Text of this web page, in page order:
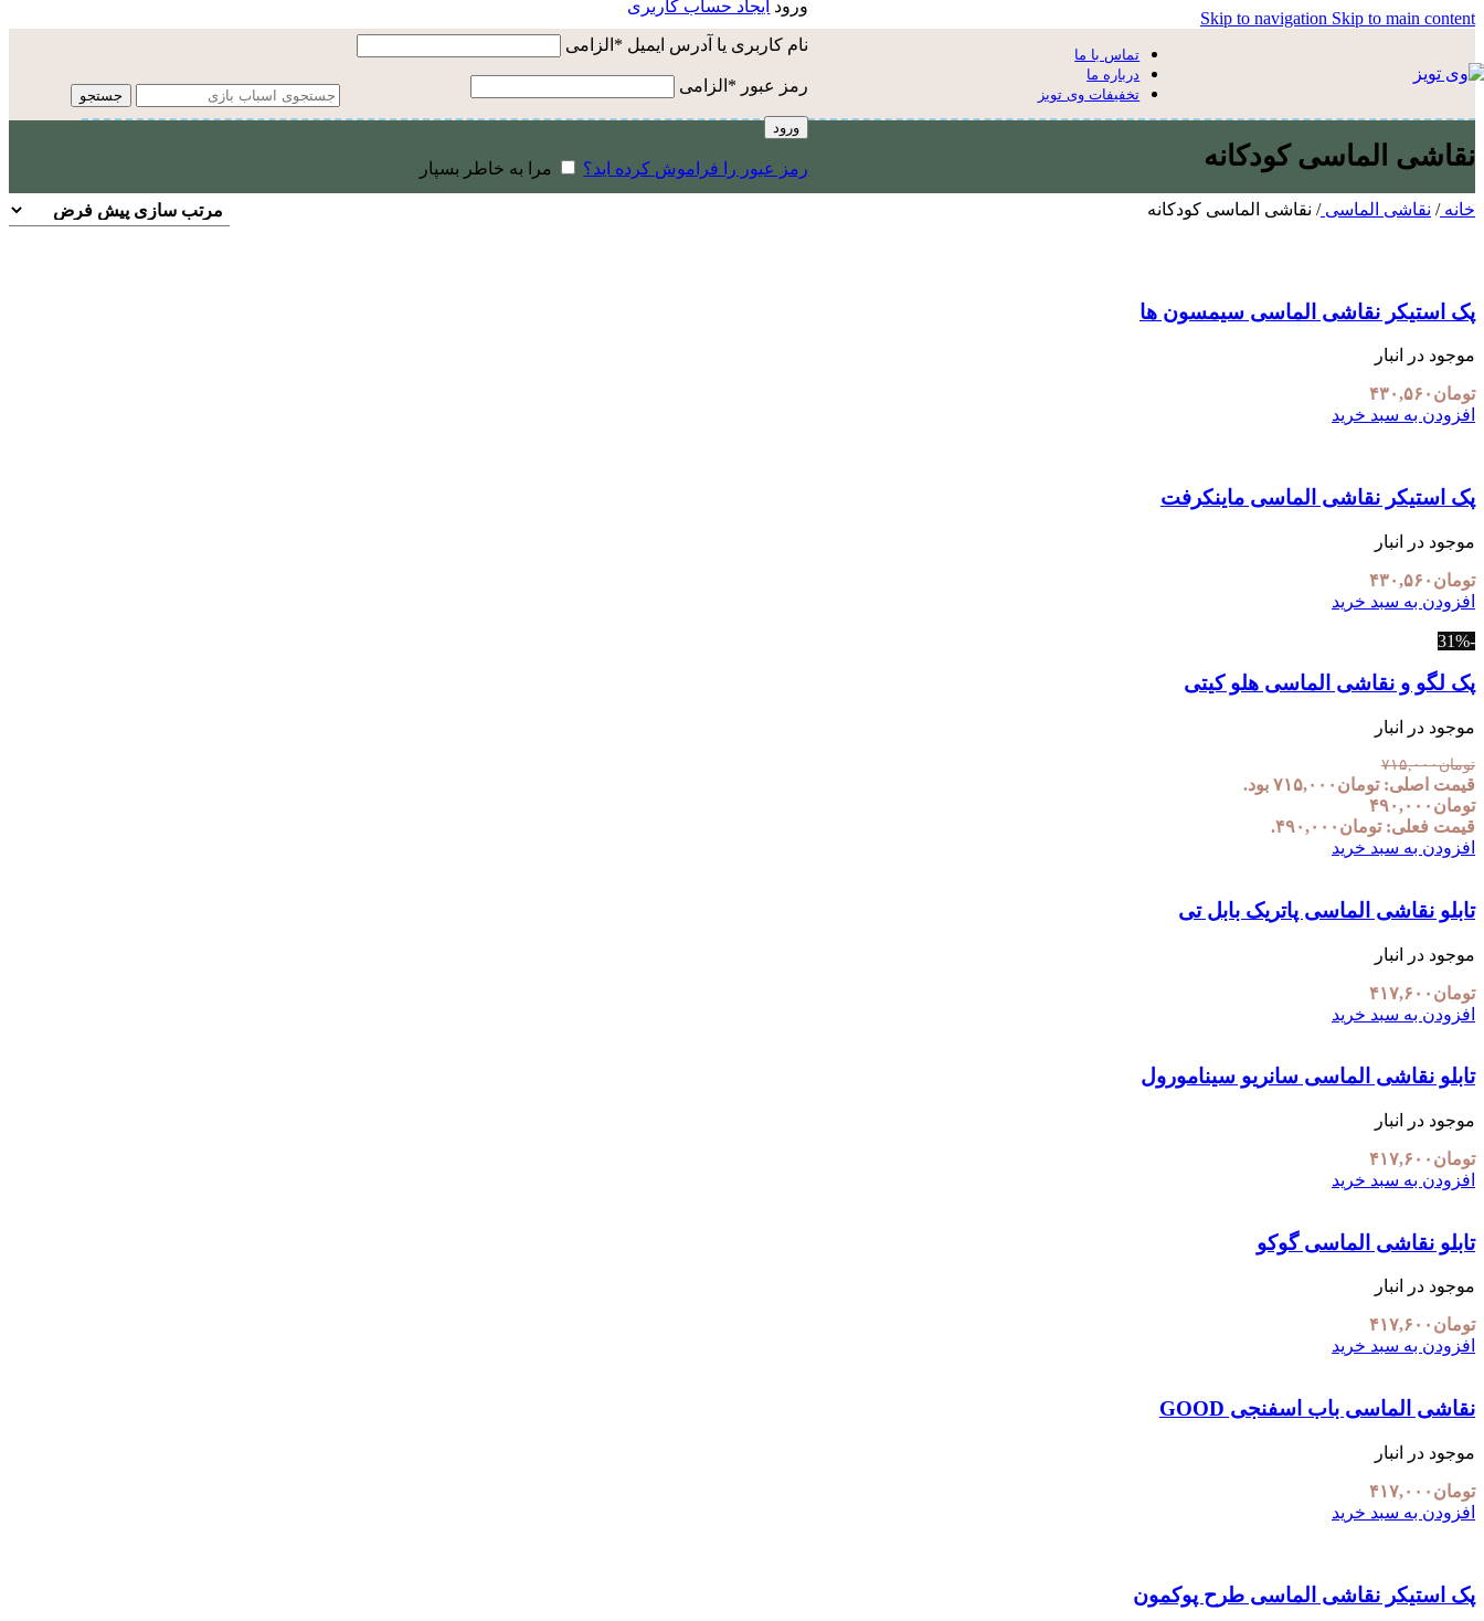
Skip to navigation Skip to main content
تماس با ما
درباره ما
تخفیفات وی تویز
ورود ایجاد حساب کاربری
نام کاربری یا آدرس ایمیل * الزامی
رمز عبور * الزامی
ورود
رمز عبور را فراموش کرده اید؟ مرا به خاطر بسپار
جستجو
نقاشی الماسی کودکانه
خانه/ نقاشی الماسی/ نقاشی الماسی کودکانه
پک استیکر نقاشی الماسی سیمسون ها
موجود در انبار
تومان ۴۳۰,۵۶۰
افزودن به سبد خرید
پک استیکر نقاشی الماسی ماینکرفت
موجود در انبار
تومان ۴۳۰,۵۶۰
افزودن به سبد خرید
-31%
پک لگو و نقاشی الماسی هلو کیتی
موجود در انبار
تومان۷۱۵,۰۰۰
قیمت اصلی: تومان۷۱۵,۰۰۰ بود.
تومان ۴۹۰,۰۰۰
قیمت فعلی: تومان۴۹۰,۰۰۰.
افزودن به سبد خرید
تابلو نقاشی الماسی پاتریک بابل تی
موجود در انبار
تومان ۴۱۷,۶۰۰
افزودن به سبد خرید
تابلو نقاشی الماسی سانریو سینامورول
موجود در انبار
تومان ۴۱۷,۶۰۰
افزودن به سبد خرید
تابلو نقاشی الماسی گوکو
موجود در انبار
تومان ۴۱۷,۶۰۰
افزودن به سبد خرید
نقاشی الماسی باب اسفنجی GOOD
موجود در انبار
تومان ۴۱۷,۰۰۰
افزودن به سبد خرید
پک استیکر نقاشی الماسی طرح پوکمون